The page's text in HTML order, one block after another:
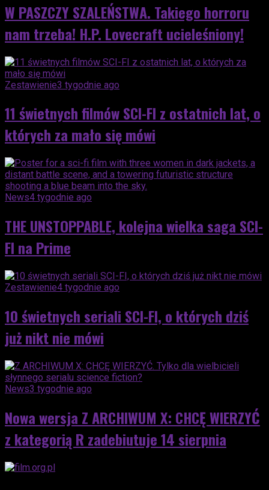
W PASZCZY SZALEŃSTWA. Takiego horroru
nam trzeba! H.P. Lovecraft ucieleśniony!
Zestawienie3 tygodnie ago
11 świetnych filmów SCI-FI z ostatnich lat, o
których za mało się mówi
News4 tygodnie ago
THE UNSTOPPABLE, kolejna wielka saga SCI-
FI na Prime
Zestawienie4 tygodnie ago
10 świetnych seriali SCI-FI, o których dziś
już nikt nie mówi
News3 tygodnie ago
Nowa wersja Z ARCHIWUM X: CHCĘ WIERZYĆ
z kategorią R zadebiutuje 14 sierpnia